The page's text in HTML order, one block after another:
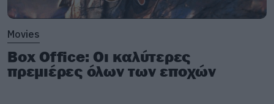
Movies
Box Office: Οι καλύτερες
πρεμιέρες όλων των εποχών